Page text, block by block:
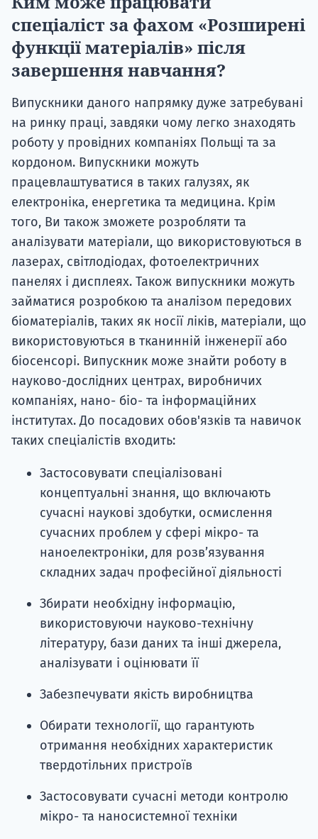
спеціаліст за фахом «Розширені
функції матеріалів» після
завершення навчання?
Випускники даного напрямку дуже затребувані
на ринку праці, завдяки чому легко знаходять
роботу у провідних компаніях Польщі та за
кордоном. Випускники можуть
працевлаштуватися в таких галузях, як
електроніка, енергетика та медицина. Крім
того, Ви також зможете розробляти та
аналізувати матеріали, що використовуються в
лазерах, світлодіодах, фотоелектричних
панелях і дисплеях. Також випускники можуть
займатися розробкою та аналізом передових
біоматеріалів, таких як носії ліків, матеріали, що
використовуються в тканинній інженерії або
біосенсорі. Випускник може знайти роботу в
науково-дослідних центрах, виробничих
компаніях, нано- біо- та інформаційних
інститутах. До посадових обов'язків та навичок
таких спеціалістів входить:
Застосовувати спеціалізовані
концептуальні знання, що включають
сучасні наукові здобутки, осмислення
сучасних проблем у сфері мікро- та
наноелектроніки, для розв’язування
складних задач професійної діяльності
Збирати необхідну інформацію,
використовуючи науково-технічну
літературу, бази даних та інші джерела,
аналізувати і оцінювати її
Забезпечувати якість виробництва
Обирати технології, що гарантують
отримання необхідних характеристик
твердотільних пристроїв
Застосовувати сучасні методи контролю
мікро- та наносистемної техніки